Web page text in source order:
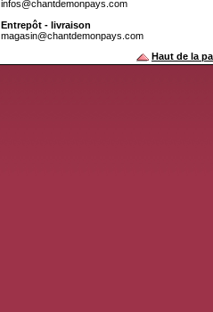
infos@chantdemonpays.com
Entrepôt - livraison
magasin@chantdemonpays.com
Haut de la